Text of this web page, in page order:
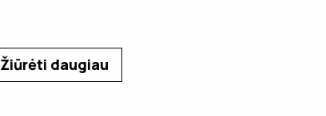
Žiūrėti daugiau